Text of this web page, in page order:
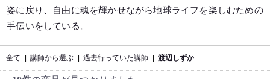
姿に戻り、自由に魂を輝かせながら地球ライフを楽しむための
手伝いをしている。
全て 講師から選ぶ 過去行っていた講師 渡辺しずか